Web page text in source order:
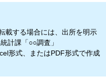
載する場合には、出所を明示
計課「○○調査」
形式、またはPDF形式で作成